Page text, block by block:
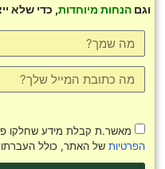
וגםהנחות מיוחדות, כדי שלא
מאשר.ת קבלת מידע שחלקו
הפרטיותשל האתר, כולל